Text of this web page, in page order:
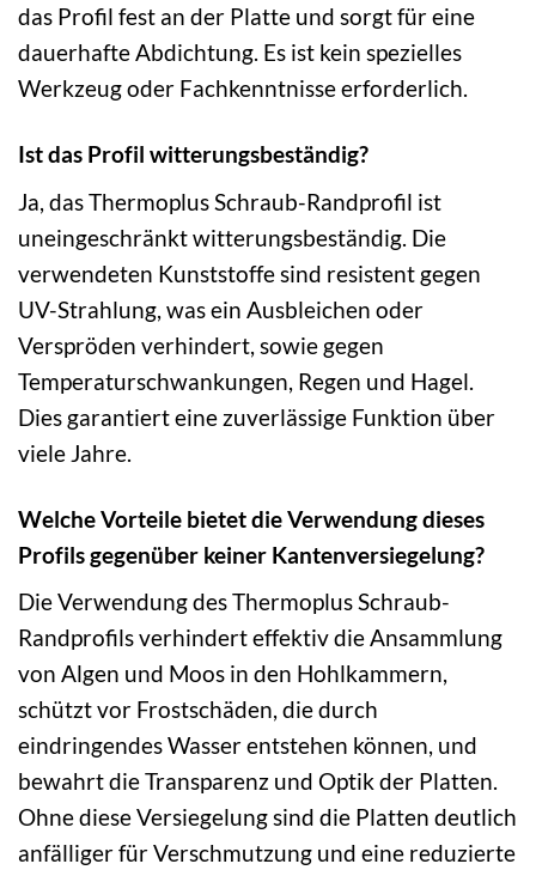
das Profil fest an der Platte und sorgt für eine
dauerhafte Abdichtung. Es ist kein spezielles
Werkzeug oder Fachkenntnisse erforderlich.
Ist das Profil witterungsbeständig?
Ja, das Thermoplus Schraub-Randprofil ist
uneingeschränkt witterungsbeständig. Die
verwendeten Kunststoffe sind resistent gegen
UV-Strahlung, was ein Ausbleichen oder
Verspröden verhindert, sowie gegen
Temperaturschwankungen, Regen und Hagel.
Dies garantiert eine zuverlässige Funktion über
viele Jahre.
Welche Vorteile bietet die Verwendung dieses
Profils gegenüber keiner Kantenversiegelung?
Die Verwendung des Thermoplus Schraub-
Randprofils verhindert effektiv die Ansammlung
von Algen und Moos in den Hohlkammern,
schützt vor Frostschäden, die durch
eindringendes Wasser entstehen können, und
bewahrt die Transparenz und Optik der Platten.
Ohne diese Versiegelung sind die Platten deutlich
anfälliger für Verschmutzung und eine reduzierte